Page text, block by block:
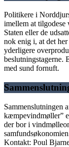
Politikere i
imellem at
Staten eller de
nok enig i, at det
yderligere
beslutningstagerne.
med sund fornuft.
Sammenslutningen
kæmpevindmøller”
der bor i
Kontakt: Poul